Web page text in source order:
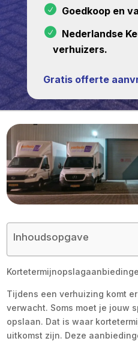
Goedkoop en
Nederlandse
verhuizers.
Gratis offerte
Inhoudsopgave
Tijdens een verhuizing komt
verwacht. Soms moet je jouw
opslaan. Dat is waar
uitkomst zijn. Deze